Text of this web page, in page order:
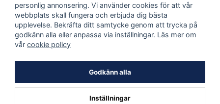
Följ oss
personlig annonsering. Vi använder cookies för att vår
webbplats skall fungera och erbjuda dig bästa
upplevelse. Bekräfta ditt samtycke genom att trycka på
godkänn alla eller anpassa via inställningar. Läs mer om
vår cookie policy
Godkänn alla
Inställningar